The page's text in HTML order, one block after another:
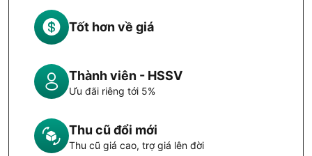
Tốt hơn về giá
Thành viên - HSSV
Ưu đãi riêng tới 5%
Thu cũ đổi mới
Thu cũ giá cao, trợ giá lên đời